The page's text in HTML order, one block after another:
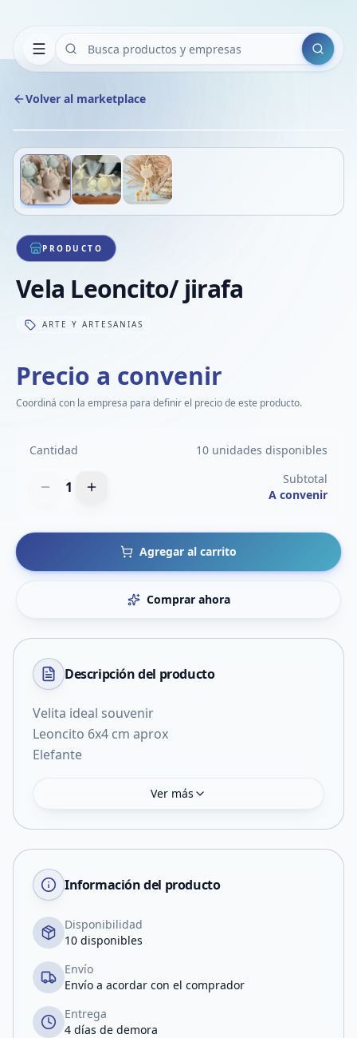
Buscar
Volver al marketplace
1/3
PRODUCTO
Vela Leoncito/ jirafa
ARTE Y ARTESANIAS
Precio a convenir
Coordiná con la empresa para definir el precio de este producto.
Cantidad 10 unidades disponibles
1
Subtotal
A convenir
Agregar al carrito
Comprar ahora
Descripción del producto
Velita ideal souvenir
Leoncito 6x4 cm aprox
Elefante
Ver más
Información del producto
Disponibilidad
10 disponibles
Envío
Envío a acordar con el comprador
Entrega
4 días de demora